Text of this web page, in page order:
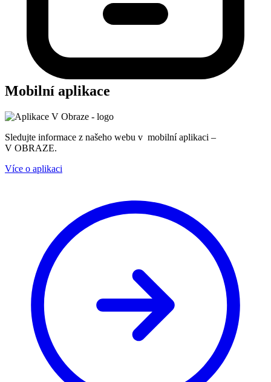
Mobilní aplikace
Sledujte informace z našeho webu v mobilní aplikaci –
V OBRAZE.
Více o aplikaci